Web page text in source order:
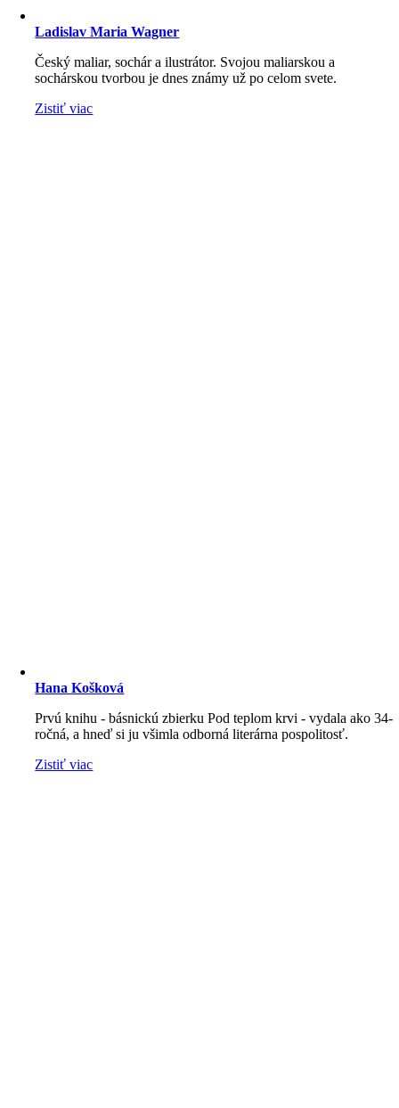
Ladislav Maria Wagner
Český maliar, sochár a ilustrátor. Svojou maliarskou a
sochárskou tvorbou je dnes známy už po celom svete.
Zistiť viac
Hana Košková
Prvú knihu - básnickú zbierku Pod teplom krvi - vydala ako 34-
ročná, a hneď si ju všimla odborná literárna pospolitosť.
Zistiť viac